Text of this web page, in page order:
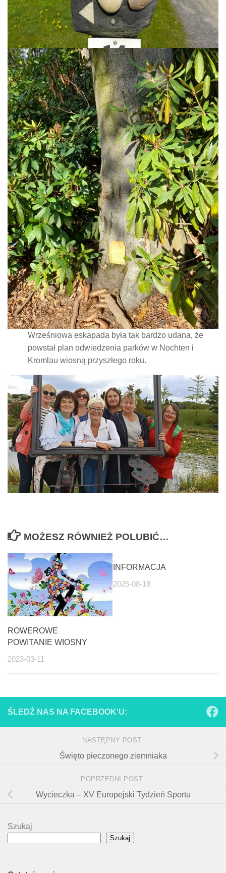
Wrześniowa eskapada była tak bardzo udana, że
powstał plan odwiedzenia parków w Nochten i
Kromlau wiosną przyszłego roku.
MOŻESZ RÓWNIEŻ POLUBIĆ…
ROWEROWE
POWITANIE WIOSNY
2023-03-11
INFORMACJA
2025-08-18
ŚLEDŹ NAS NA FACEBOOK'U:
NASTĘPNY POST
Święto pieczonego ziemniaka
POPRZEDNI POST
Wycieczka – XV Europejski Tydzień Sportu
Szukaj
Szukaj